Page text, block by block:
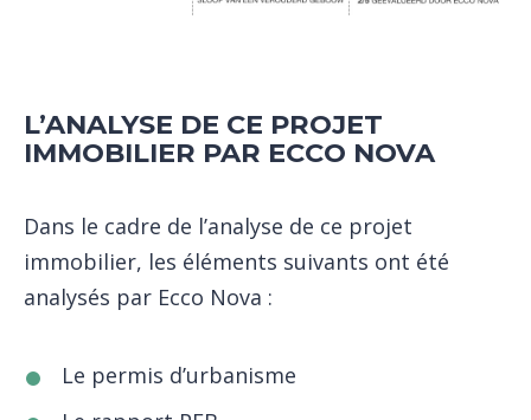
L’ANALYSE DE CE PROJET
IMMOBILIER PAR ECCO NOVA
Dans le cadre de l’analyse de ce projet
immobilier, les éléments suivants ont été
analysés par Ecco Nova :
Le permis d’urbanisme